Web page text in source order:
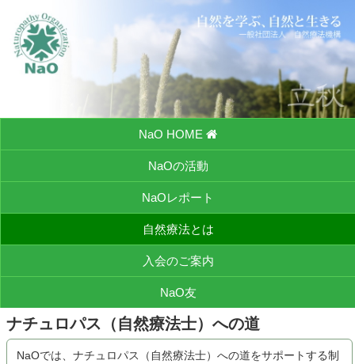
NaO HOME
NaOの活動
NaOレポート
自然療法とは
入会のご案内
NaO友
ナチュロパス（自然療法士）への道
NaOでは、ナチュロパス（自然療法士）への道をサポートする制